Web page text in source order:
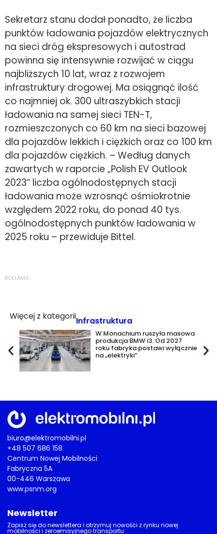
Sekretarz stanu dodał ponadto, że liczba
punktów ładowania pojazdów elektrycznych
na sieci dróg ekspresowych i autostrad
powinna się intensywnie rozwijać w ciągu
najbliższych 10 lat, wraz z rozwojem
infrastruktury drogowej. Ma osiągnąć ilość
co najmniej ok. 300 ultraszybkich stacji
ładowania na samej sieci TEN-T,
rozmieszczonych co 60 km na sieci bazowej
dla pojazdów lekkich i ciężkich oraz co 100 km
dla pojazdów ciężkich. – Według danych
zawartych w raporcie „Polish EV Outlook
2023” liczba ogólnodostępnych stacji
ładowania może wzrosnąć ośmiokrotnie
względem 2022 roku, do ponad 40 tys.
ogólnodostępnych punktów ładowania w
2025 roku – przewiduje Bittel.
REKLAMA
Więcej z kategoriiInfrastruktura
W Monachium ruszyła masowa
produkcja BMW i3. Od 2027
roku fabryka postawi wyłącznie
na „elektryki”
biuro@elektromobilni.pl
+48 507 686 158
Centrum Nowej Mobilności
Fabryczna 5A
00-446 Warszawa
www.psnm.org
Newsletter
Zapisz się do newslettera i otrzymuj nowości z rynku nowej
mobilności i zeroemisyjnego transportu